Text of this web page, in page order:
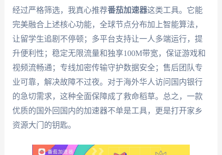
经过严格筛选，我真心推荐番茄加速器这类工具。它能
完美融合上述核心功能，全球节点分布加上智能算法，
让留学生追剧不停顿；多平台支持让一人多端运行，提
升便利性；稳定无限流量和独享100M带宽，保证游戏和
视频流畅通；专线加密传输守护数据安全；售后团队专
业可靠，解决故障不过夜。对于海外华人访问国内银行
的急切需求，这种全面保障成了救命稻草。总之，一款
优质的国外回国内的加速器不单是工具，更是打开家乡
资源大门的钥匙。